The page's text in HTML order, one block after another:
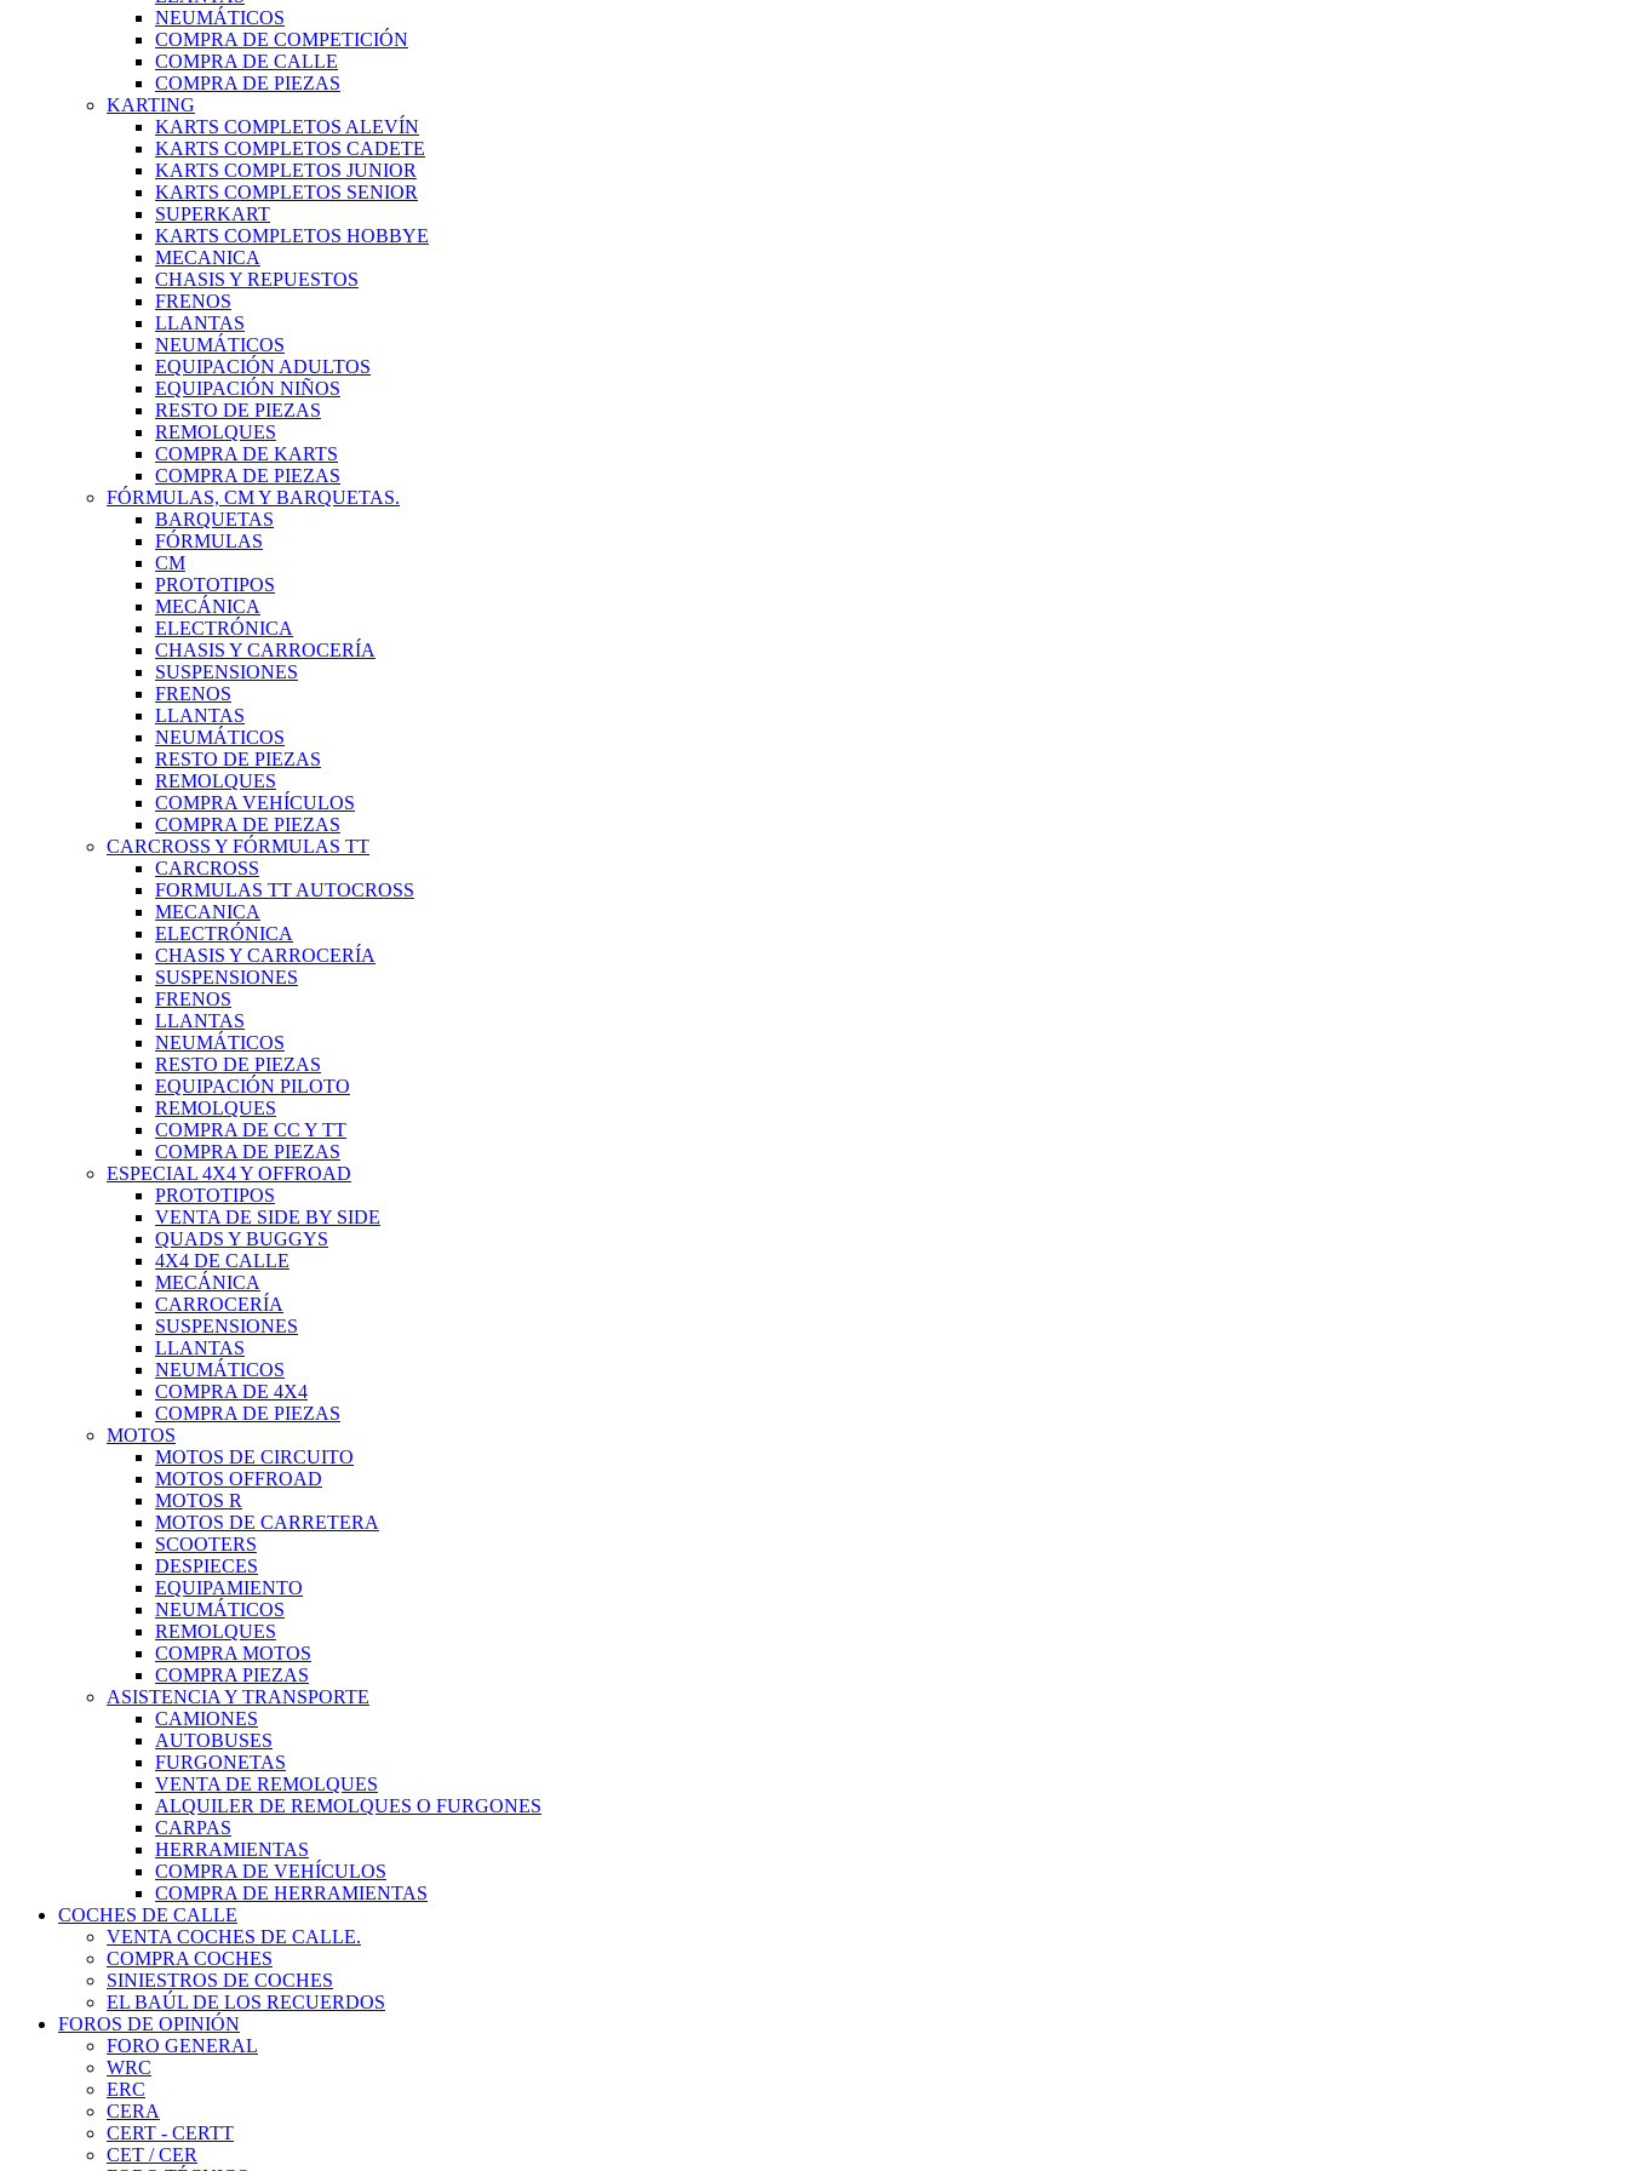
NEUMÁTICOS
COMPRA DE COMPETICIÓN
COMPRA DE CALLE
COMPRA DE PIEZAS
KARTING
KARTS COMPLETOS ALEVÍN
KARTS COMPLETOS CADETE
KARTS COMPLETOS JUNIOR
KARTS COMPLETOS SENIOR
SUPERKART
KARTS COMPLETOS HOBBYE
MECANICA
CHASIS Y REPUESTOS
FRENOS
LLANTAS
NEUMÁTICOS
EQUIPACIÓN ADULTOS
EQUIPACIÓN NIÑOS
RESTO DE PIEZAS
REMOLQUES
COMPRA DE KARTS
COMPRA DE PIEZAS
FÓRMULAS, CM Y BARQUETAS.
BARQUETAS
FÓRMULAS
CM
PROTOTIPOS
MECÁNICA
ELECTRÓNICA
CHASIS Y CARROCERÍA
SUSPENSIONES
FRENOS
LLANTAS
NEUMÁTICOS
RESTO DE PIEZAS
REMOLQUES
COMPRA VEHÍCULOS
COMPRA DE PIEZAS
CARCROSS Y FÓRMULAS TT
CARCROSS
FORMULAS TT AUTOCROSS
MECANICA
ELECTRÓNICA
CHASIS Y CARROCERÍA
SUSPENSIONES
FRENOS
LLANTAS
NEUMÁTICOS
RESTO DE PIEZAS
EQUIPACIÓN PILOTO
REMOLQUES
COMPRA DE CC Y TT
COMPRA DE PIEZAS
ESPECIAL 4X4 Y OFFROAD
PROTOTIPOS
VENTA DE SIDE BY SIDE
QUADS Y BUGGYS
4X4 DE CALLE
MECÁNICA
CARROCERÍA
SUSPENSIONES
LLANTAS
NEUMÁTICOS
COMPRA DE 4X4
COMPRA DE PIEZAS
MOTOS
MOTOS DE CIRCUITO
MOTOS OFFROAD
MOTOS R
MOTOS DE CARRETERA
SCOOTERS
DESPIECES
EQUIPAMIENTO
NEUMÁTICOS
REMOLQUES
COMPRA MOTOS
COMPRA PIEZAS
ASISTENCIA Y TRANSPORTE
CAMIONES
AUTOBUSES
FURGONETAS
VENTA DE REMOLQUES
ALQUILER DE REMOLQUES O FURGONES
CARPAS
HERRAMIENTAS
COMPRA DE VEHÍCULOS
COMPRA DE HERRAMIENTAS
COCHES DE CALLE
VENTA COCHES DE CALLE.
COMPRA COCHES
SINIESTROS DE COCHES
EL BAÚL DE LOS RECUERDOS
FOROS DE OPINIÓN
FORO GENERAL
WRC
ERC
CERA
CERT - CERTT
CET / CER